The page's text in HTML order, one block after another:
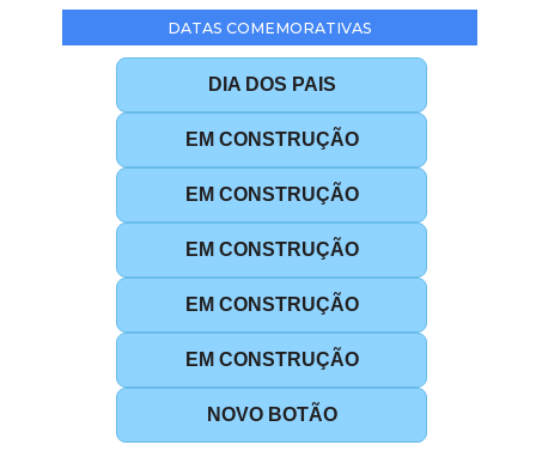
DATAS COMEMORATIVAS
DIA DOS PAIS
EM CONSTRUÇÃO
EM CONSTRUÇÃO
EM CONSTRUÇÃO
EM CONSTRUÇÃO
EM CONSTRUÇÃO
NOVO BOTÃO